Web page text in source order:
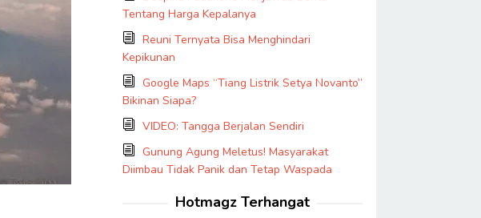
Tentang Harga Kepalanya
Reuni Ternyata Bisa Menghindari
Kepikunan
Google Maps “Tiang Listrik Setya Novanto”
Bikinan Siapa?
VIDEO: Tangga Berjalan Sendiri
Gunung Agung Meletus! Masyarakat
Diimbau Tidak Panik dan Tetap Waspada
Hotmagz Terhangat